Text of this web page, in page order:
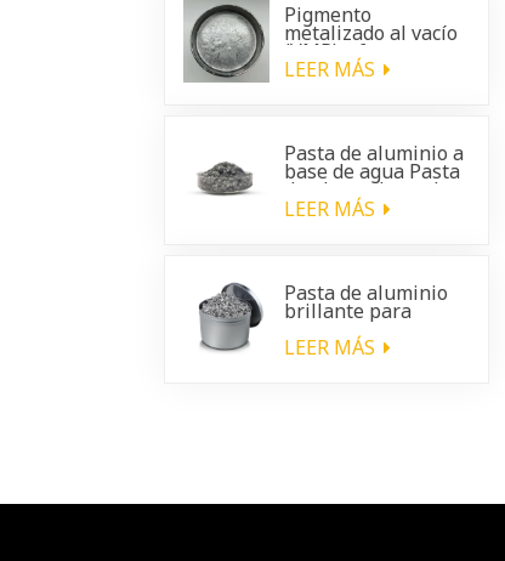
Pigmento
metalizado al vacío
(VMP): efecto
cromado brillante
LEER MÁS
Pasta de aluminio a
base de agua Pasta
de plata a base de
agua
LEER MÁS
Pasta de aluminio
brillante para
recubrimientos de
plástico para
LEER MÁS